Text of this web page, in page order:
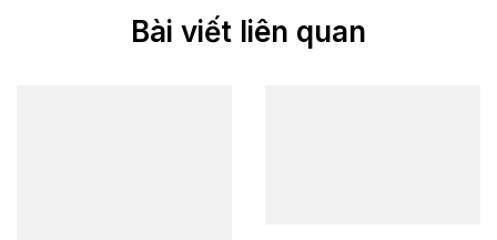
Bài viết liên quan